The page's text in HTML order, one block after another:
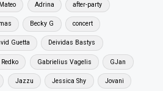
Adrina after-party
Becky G concert
Guetta Deividas Bastys
Gabrielius Vagelis GJan
Jazzu Jessica Shy Jovani